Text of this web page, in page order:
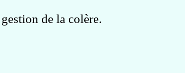
de la colère.